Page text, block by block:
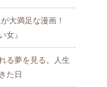
大満足な漫画！
女』
る夢を見る。人生
た日